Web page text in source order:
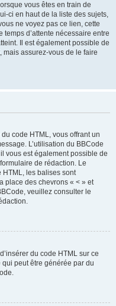
vous êtes en train de
ci en haut de la liste des sujets,
ne voyez pas ce lien, cette
d’attente nécessaire entre
Il est également possible de
assurez-vous de le faire
code HTML, vous offrant un
L’utilisation du BBCode
vous est également possible de
de rédaction. Le
HTML, les balises sont
place des chevrons « < » et
veuillez consulter le
du code HTML sur ce
peut être générée par du